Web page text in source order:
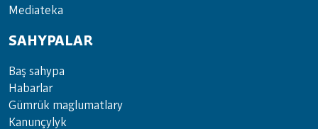
Media­teka
SAHYPALAR
Baş sahypa
Habarlar
Gümrük maglumatlary
Kanunçylyk